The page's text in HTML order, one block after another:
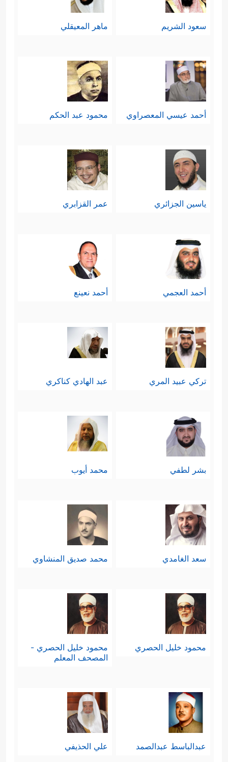
سعود الشريم ماهر المعيقلي
أحمد عيسي المعصراوي محمود عبد الحكم
ياسين الجزائري عمر القزابري
أحمد العجمي أحمد نعينع
تركي عبيد المري عبد الهادي كناكري
بشر لطفي محمد أيوب
سعد الغامدي محمد صديق المنشاوي
محمود خليل الحصري
محمود خليل الحصري -
المصحف المعلم
عبدالباسط عبدالصمد علي الحذيفي